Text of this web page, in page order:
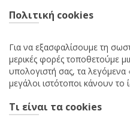
Πολιτική cookies
Για να εξασφαλίσουμε τη
μερικές φορές τοποθετούμε
υπολογιστή σας, τα λεγόμενα
μεγάλοι ιστότοποι κάνουν το
Τι είναι τα cookies